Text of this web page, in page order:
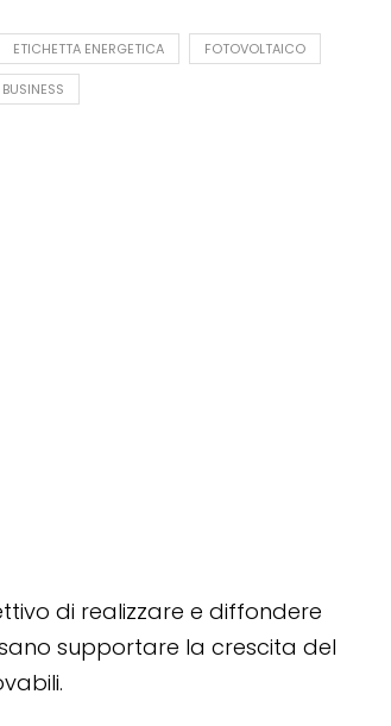
ETICHETTA ENERGETICA FOTOVOLTAICO
di realizzare e diffondere
supportare la crescita del